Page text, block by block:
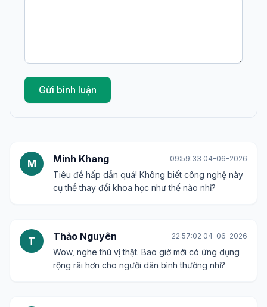
Gửi bình luận
M Minh Khang 09:59:33 04-06-2026
Tiêu đề hấp dẫn quá! Không biết công nghệ này
cụ thể thay đổi khoa học như thế nào nhỉ?
T Thảo Nguyên 22:57:02 04-06-2026
Wow, nghe thú vị thật. Bao giờ mới có ứng dụng
rộng rãi hơn cho người dân bình thường nhỉ?